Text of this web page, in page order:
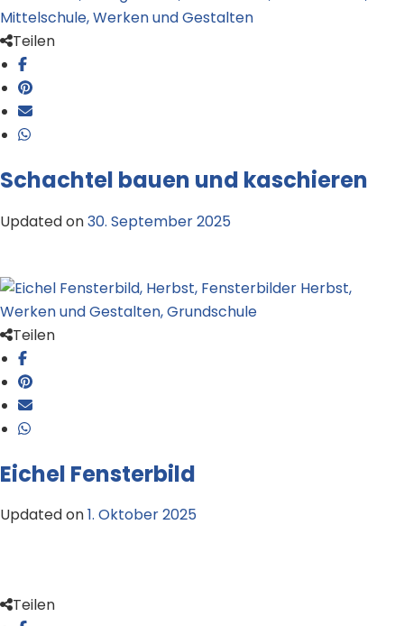
Teilen
Schachtel bauen und kaschieren
Updated on30. September 2025
Teilen
Eichel Fensterbild
Updated on1. Oktober 2025
Teilen